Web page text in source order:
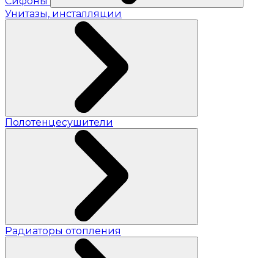
Унитазы, инсталляции
Полотенцесушители
Радиаторы отопления